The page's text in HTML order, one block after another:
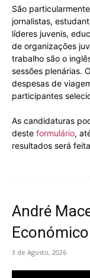
São
jornalistas,
líderes juvenis,
de organizações
trabalho são o
sessões plenárias.
despesas de
participantes
As candidaturas
deste formulário,
resultados será
André
Económico
3 de Agosto, 2026